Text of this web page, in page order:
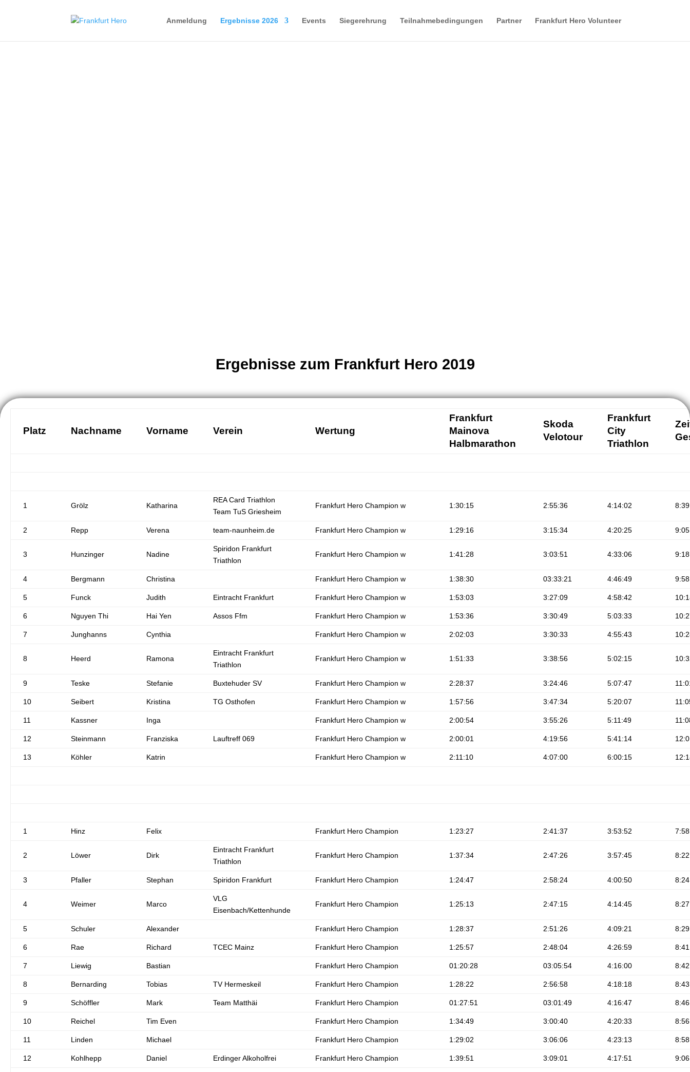
Anmeldung Ergebnisse 2026 Events Siegerehrung Teilnahmebedingungen Partner Frankfurt Hero Volunteer
Ergebnisse zum Frankfurt Hero 2019
Platz Nachname Vorname Verein Wertung
Frankfurt
Mainova
Halbmarathon
Skoda
Velotour
Frankfurt
City
Triathlon
1 Grölz Katharina
REA Card Triathlon
Team TuS Griesheim
Frankfurt Hero Champion w 1:30:15 2:55:36 4:14:02
2 Repp Verena team-naunheim.de Frankfurt Hero Champion w 1:29:16 3:15:34 4:20:25
3 Hunzinger Nadine
Spiridon Frankfurt
Triathlon
Frankfurt Hero Champion w 1:41:28 3:03:51 4:33:06
4 Bergmann Christina Frankfurt Hero Champion w 1:38:30 03:33:21 4:46:49
5 Funck Judith Eintracht Frankfurt Frankfurt Hero Champion w 1:53:03 3:27:09 4:58:42
6 Nguyen Thi Hai Yen Assos Ffm Frankfurt Hero Champion w 1:53:36 3:30:49 5:03:33
7 Junghanns Cynthia Frankfurt Hero Champion w 2:02:03 3:30:33 4:55:43
8 Heerd Ramona
Eintracht Frankfurt
Triathlon
Frankfurt Hero Champion w 1:51:33 3:38:56 5:02:15
9 Teske Stefanie Buxtehuder SV Frankfurt Hero Champion w 2:28:37 3:24:46 5:07:47
10 Seibert Kristina TG Osthofen Frankfurt Hero Champion w 1:57:56 3:47:34 5:20:07
11 Kassner Inga Frankfurt Hero Champion w 2:00:54 3:55:26 5:11:49
12 Steinmann Franziska Lauftreff 069 Frankfurt Hero Champion w 2:00:01 4:19:56 5:41:14
13 Köhler Katrin Frankfurt Hero Champion w 2:11:10 4:07:00 6:00:15
1 Hinz Felix Frankfurt Hero Champion 1:23:27 2:41:37 3:53:52
2 Löwer Dirk
Eintracht Frankfurt
Triathlon
Frankfurt Hero Champion 1:37:34 2:47:26 3:57:45
3 Pfaller Stephan Spiridon Frankfurt Frankfurt Hero Champion 1:24:47 2:58:24 4:00:50
4 Weimer Marco
VLG
Eisenbach/Kettenhunde
Frankfurt Hero Champion 1:25:13 2:47:15 4:14:45
5 Schuler Alexander Frankfurt Hero Champion 1:28:37 2:51:26 4:09:21
6 Rae Richard TCEC Mainz Frankfurt Hero Champion 1:25:57 2:48:04 4:26:59
7 Liewig Bastian Frankfurt Hero Champion 01:20:28 03:05:54 4:16:00
8 Bernarding Tobias TV Hermeskeil Frankfurt Hero Champion 1:28:22 2:56:58 4:18:18
9 Schöffler Mark Team Matthäi Frankfurt Hero Champion 01:27:51 03:01:49 4:16:47
10 Reichel Tim Even Frankfurt Hero Champion 1:34:49 3:00:40 4:20:33
11 Linden Michael Frankfurt Hero Champion 1:29:02 3:06:06 4:23:13
12 Kohlhepp Daniel Erdinger Alkoholfrei Frankfurt Hero Champion 1:39:51 3:09:01 4:17:51